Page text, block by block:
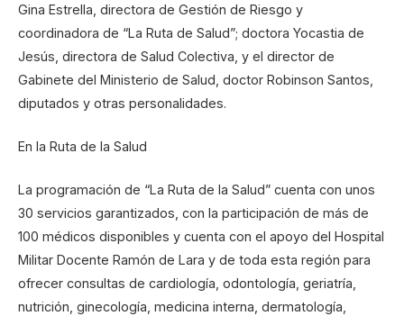
Gina Estrella, directora de Gestión de Riesgo y
coordinadora de “La Ruta de Salud”; doctora Yocastia de
Jesús, directora de Salud Colectiva, y el director de
Gabinete del Ministerio de Salud, doctor Robinson Santos,
diputados y otras personalidades.
En la Ruta de la Salud
La programación de “La Ruta de la Salud” cuenta con unos
30 servicios garantizados, con la participación de más de
100 médicos disponibles y cuenta con el apoyo del Hospital
Militar Docente Ramón de Lara y de toda esta región para
ofrecer consultas de cardiología, odontología, geriatría,
nutrición, ginecología, medicina interna, dermatología,